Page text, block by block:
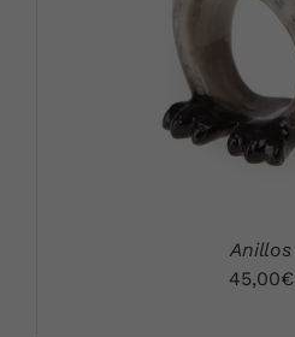
Anillos
45,00€